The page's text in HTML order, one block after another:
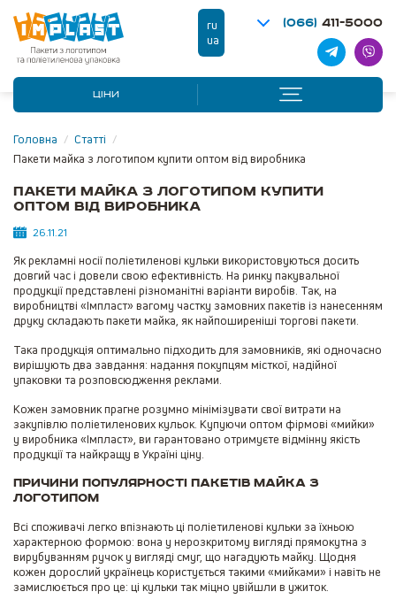
ru
ua
(066) 411-5000
ЦІНИ
Головна / Статті /
Пакети майка з логотипом купити оптом від виробника
Пакети майка з логотипом купити
оптом від виробника
26.11.21
Як рекламні носії поліетиленові кульки використовуються досить
довгий час і довели свою ефективність. На ринку пакувальної
продукції представлені різноманітні варіанти виробів. Так, на
виробництві «Імпласт» вагому частку замовних пакетів із нанесенням
друку складають пакети майка, як найпоширеніші торгові пакети.
Така продукція оптимально підходить для замовників, які одночасно
вирішують два завдання: надання покупцям місткої, надійної
упаковки та розповсюдження реклами.
Кожен замовник прагне розумно мінімізувати свої витрати на
закупівлю поліетиленових кульок. Купуючи оптом фірмові «мийки»
у виробника «Імпласт», ви гарантовано отримуєте відмінну якість
продукції та найкращу в Україні ціну.
Причини популярності пакетів майка з
логотипом
Всі споживачі легко впізнають ці поліетиленові кульки за їхньою
характерною формою: вона у нерозкритому вигляді прямокутна з
вирубуванням ручок у вигляді смуг, що нагадують майку. Щодня
кожен дорослий українець користується такими «мийками» і навіть не
замислюється про це: ці кульки так міцно увійшли в ужиток.